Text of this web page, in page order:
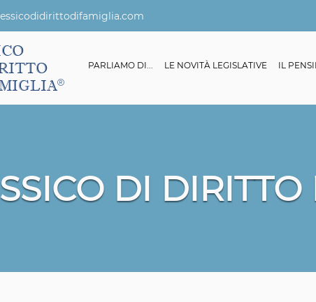
PARLIAMO DI... LE NOVITÀ LEGISLATIVE IL
DI